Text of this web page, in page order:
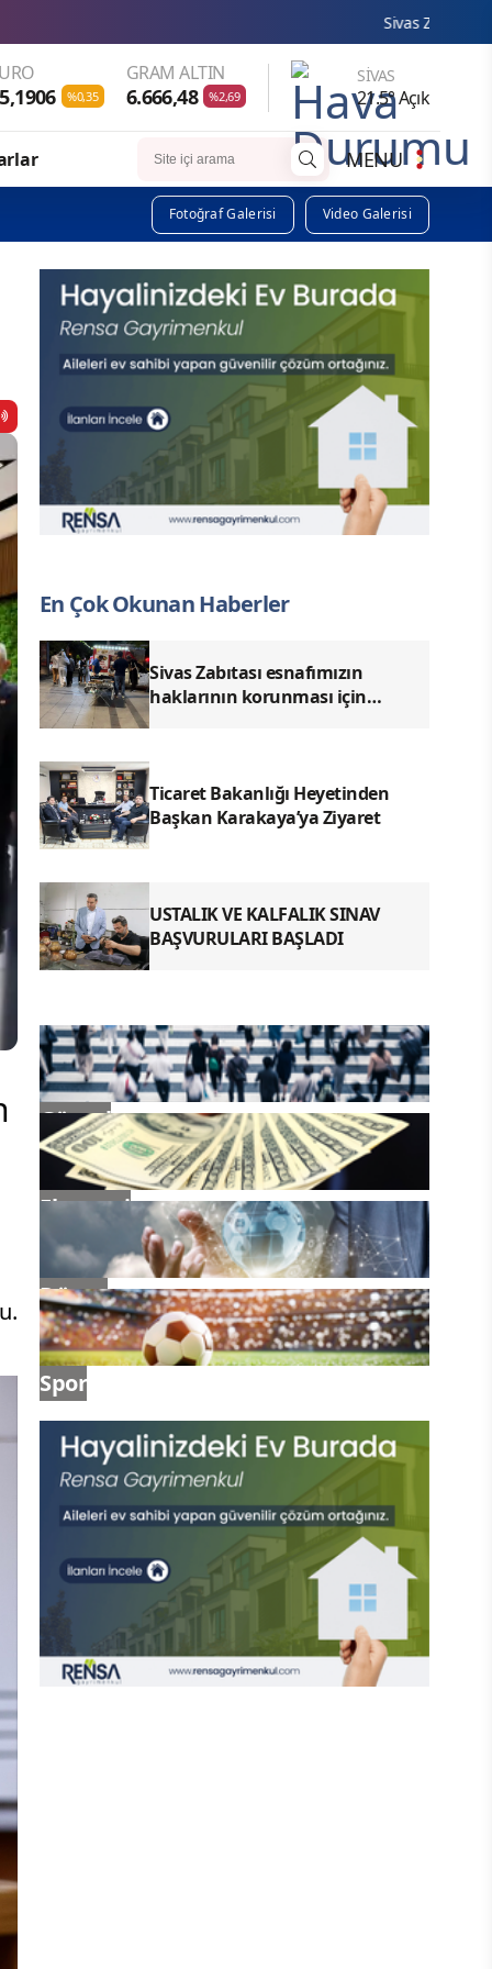
Sivas Zabıtası esnafımızın haklarının
%0,35
GRAM ALTIN
6.666,48 %2,69
SIVAS
21.5° Açık
MENU
Fotoğraf Galerisi Video Galerisi
En Çok Okunan Haberler
Sivas Zabıtası esnafımızın
haklarının korunması için
Ticaret Bakanlığı Heyetinden
Başkan Karakaya’ya Ziyaret
USTALIK VE KALFALIK SINAV
BAŞVURULARI BAŞLADI
Güncel
Ekonomi
Dünya
Spor